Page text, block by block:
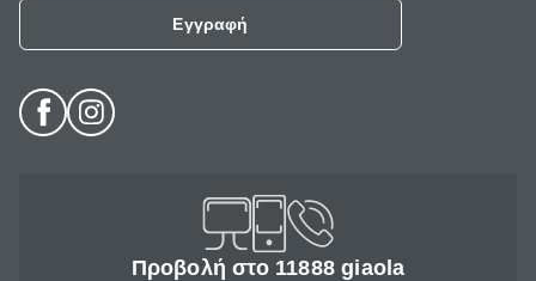
Εγγραφή
Προβολή στο 11888 giaola